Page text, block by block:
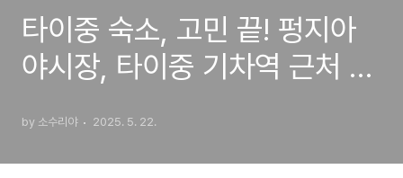
타이중 숙소, 고민 끝! 펑지아
야시장, 타이중 기차역 근처 완
Sky House, 허루 하우스, 펑
by 소수리야 2025. 5. 22.